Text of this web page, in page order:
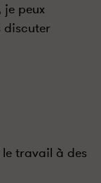
je peux
discuter
travail à des